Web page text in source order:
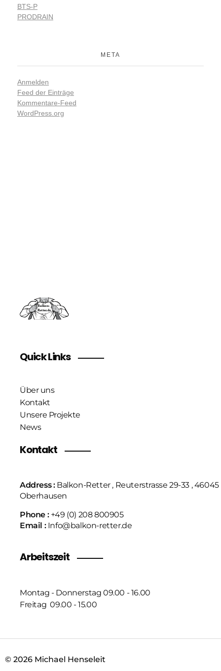
BTS-P
PRODRAIN
META
Anmelden
Feed der Einträge
Kommentare-Feed
WordPress.org
Quick Links
Über uns
Kontakt
Unsere Projekte
News
Kontakt
Address :Balkon-Retter , Reuterstrasse 29-33 , 46045
Oberhausen
Phone :+49 (0) 208 800905
Email :Info@balkon-retter.de
Arbeitszeit
Montag - Donnerstag 09.00 - 16.00
Freitag 09.00 - 15.00
© 2026 Michael Henseleit